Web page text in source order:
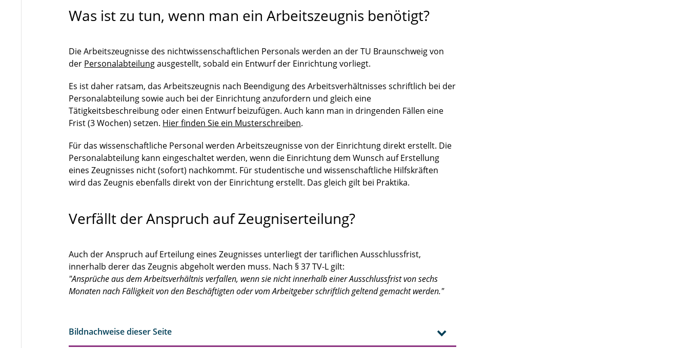
Was ist zu tun, wenn man ein Arbeitszeugnis benötigt?
Die Arbeitszeugnisse des nichtwissenschaftlichen Personals werden an der TU Braunschweig von
der Personalabteilungausgestellt, sobald ein Entwurf der Einrichtung vorliegt.
Es ist daher ratsam, das Arbeitszeugnis nach Beendigung des Arbeitsverhältnisses schriftlich bei der
Personalabteilung sowie auch bei der Einrichtung anzufordern und gleich eine
Tätigkeitsbeschreibung oder einen Entwurf beizufügen. Auch kann man in dringenden Fällen eine
Frist (3 Wochen) setzen. Hier finden Sie ein Musterschreiben.
Für das wissenschaftliche Personal werden Arbeitszeugnisse von der Einrichtung direkt erstellt. Die
Personalabteilung kann eingeschaltet werden, wenn die Einrichtung dem Wunsch auf Erstellung
eines Zeugnisses nicht (sofort) nachkommt. Für studentische und wissenschaftliche Hilfskräften
wird das Zeugnis ebenfalls direkt von der Einrichtung erstellt. Das gleich gilt bei Praktika.
Verfällt der Anspruch auf Zeugniserteilung?
Auch der Anspruch auf Erteilung eines Zeugnisses unterliegt der tariflichen Ausschlussfrist,
innerhalb derer das Zeugnis abgeholt werden muss. Nach § 37 TV-L gilt:
"Ansprüche aus dem Arbeitsverhältnis verfallen, wenn sie nicht innerhalb einer Ausschlussfrist von sechs
Monaten nach Fälligkeit von den Beschäftigten oder vom Arbeitgeber schriftlich geltend gemacht werden."
Bildnachweise dieser Seite